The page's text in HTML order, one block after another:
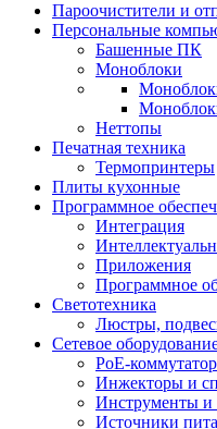
Пароочистители и
Персональные
Башенные ПК
Моноблоки
Неттопы
Печатная техника
Термопринтеры
Плиты кухонные
Программное
Интеграция
Приложения
Программное
Светотехника
Люстры,
Сетевое
PoE-
Инжекторы и
Инструменты
Источники